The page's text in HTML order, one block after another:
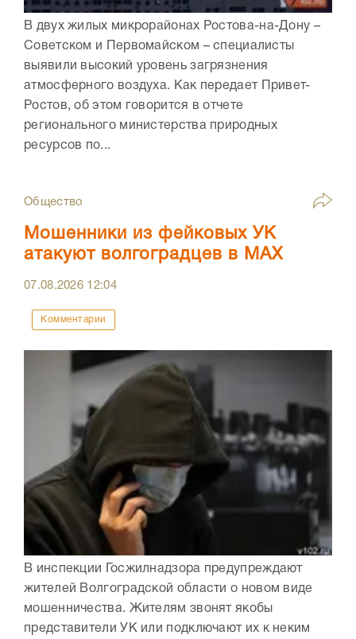
В двух жилых микрорайонах Ростова-на-Дону –
Советском и Первомайском – специалисты
выявили высокий уровень загрязнения
атмосферного воздуха. Как передает Привет-
Ростов, об этом говорится в отчете
регионального министерства природных
ресурсов по...
Общество
Мошенники из фейковых УК
атакуют волгоградцев в МАХ
07.08.2026 12:04
Комментарии
В инспекции Госжилнадзора предупреждают
жителей Волгоградской области о новом виде
мошенничества. Жителям звонят якобы
представители УК или подключают их к неким